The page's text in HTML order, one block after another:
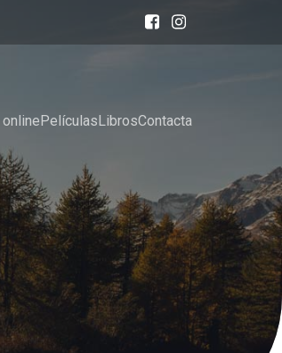
PelículasLibrosContacta